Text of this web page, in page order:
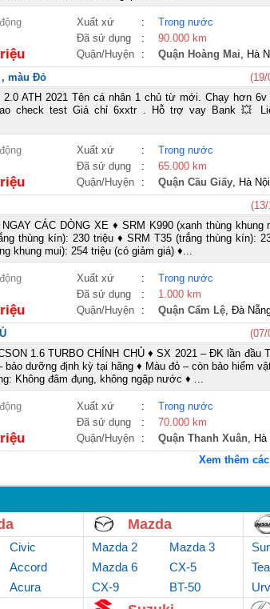
Xuất xứ :
Trong nước
Đã sử dụng :
90.000 km
Quận/Huyện : Quận Hoàng Mai, Hà
, màu Đỏ
(19/
2.0 ATH 2021 Tên cá nhân 1 chủ từ mới. Chạy hơn 6v
check test Giá chỉ 6xxtr . Hỗ trợ vay Bank 💥
Xuất xứ :
Trong nước
Đã sử dụng :
65.000 km
Quận/Huyện : Quận Cầu Giấy, Hà Nội
CÁC DÒNG XE ♦ SRM K990 (xanh thùng khung
thùng kín): 230 triệu ♦ SRM T35 (trắng thùng kín):
khung mui): 254 triệu (có giảm giá) ♦...
Xuất xứ :
Trong nước
Đã sử dụng :
1.000 km
Quận/Huyện : Quận Cẩm Lệ, Đà
(07/
1.6 TURBO CHÍNH CHỦ ♦ SX 2021 – ĐK lần đầu
bảo dưỡng định kỳ tại hãng ♦ Màu đỏ – còn bảo hiểm
Không đâm đụng, không ngập nước ♦ ...
Xuất xứ :
Trong nước
Đã sử dụng :
70.000 km
Quận/Huyện : Quận Thanh Xuân, Hà
Xem thêm
Civic
Accord
Acura
Mazda
Mazda 2
Mazda 3
Mazda 6
CX-5
CX-9
BT-50